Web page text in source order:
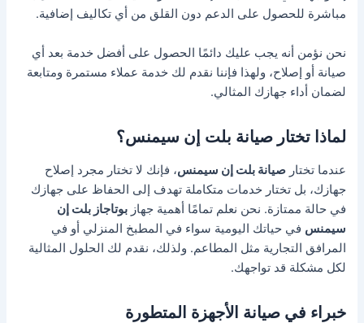
مباشرة للحصول على الدعم دون القلق من أي تكاليف إضافية.
نحن نؤمن أنه يجب عليك دائمًا الحصول على أفضل خدمة بعد أي
صيانة أو إصلاح، ولهذا فإننا نقدم لك خدمة عملاء مستمرة ومتابعة
لضمان أداء جهازك المثالي.
لماذا تختار صيانة بلت إن سيمنس؟
عندما تختارصيانة بلت إن سيمنس، فإنك لا تختار مجرد إصلاح
جهازك، بل تختار خدمات متكاملة تهدف إلى الحفاظ على جهازك
في حالة ممتازة. نحن نعلم تمامًا أهمية جهازبوتاجاز بلت إن
سيمنس في حياتك اليومية سواء في المطبخ المنزلي أو في
المرافق التجارية مثل المطاعم. ولذلك، نقدم لك الحلول المثالية
لكل مشكلة قد تواجهك.
خبراء في صيانة الأجهزة المتطورة